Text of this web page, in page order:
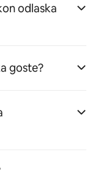
odlaska
goste?